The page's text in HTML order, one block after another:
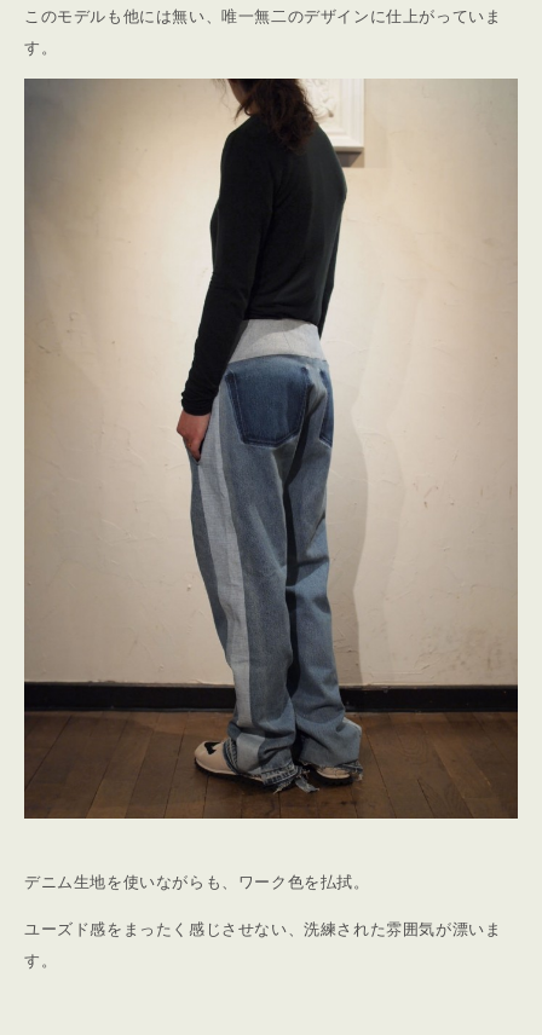
このモデルも他には無い、唯一無二のデザインに仕上がっていま
す。
デニム生地を使いながらも、ワーク色を払拭。
ユーズド感をまったく感じさせない、洗練された雰囲気が漂いま
す。